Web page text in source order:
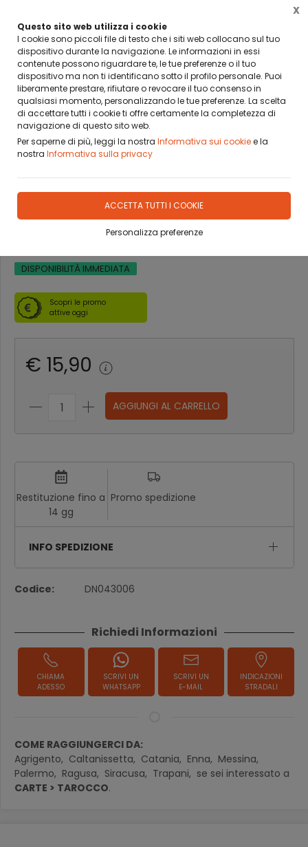
Questo sito web utilizza i cookie
I cookie sono piccoli file di testo che i siti web collocano sul tuo
dispositivo durante la navigazione. Le informazioni in essi
contenute possono riguardare te, le tue preferenze o il tuo
dispositivo ma non ti identificano sotto il profilo personale. Puoi
liberamente prestare, rifiutare o revocare il tuo consenso in
qualsiasi momento, personalizzando le tue preferenze. La scelta
di accettare tutti i cookie ti offre certamente la completezza di
navigazione di questo sito web.
Per saperne di più, leggi la nostra Informativa sui cookiee la
nostra Informativa sulla privacy
ACCETTA TUTTI I COOKIE
Personalizza preferenze
X
DA OGGI PUOI PAGARE CON BANCA SELLA PAY BY LINK
Home Prodotti CARTE TAROCCO
CARTE TAROCCO DAL NEGRO
MAGICA SIBILLA DI SCAPINI
DISPONIBILITÀ IMMEDIATA
Scopri le promo
attive oggi
€ 15,90
AGGIUNGI AL CARRELLO
Restituzione fino a
14 gg
Promo spedizione
INFO SPEDIZIONE
Codice: DN043006
Richiedi Informazioni
CHIAMA
ADESSO
SCRIVI UN
WHATSAPP
SCRIVI UN
E-MAIL
INDICAZIONI
STRADALI
COME RAGGIUNGERCI DA:
Agrigento, Caltanissetta, Catania, Enna, Messina,
Palermo, Ragusa, Siracusa, Trapani, se sei interessato a
CARTE > TAROCCO.